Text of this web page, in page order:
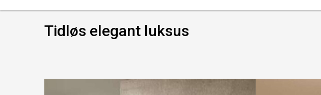
Tidløs elegant luksus